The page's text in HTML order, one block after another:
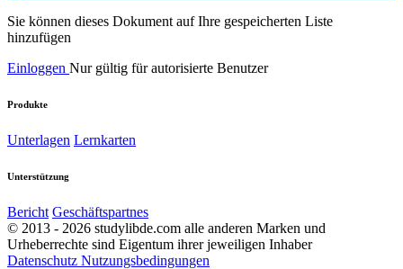
Sie können dieses Dokument auf Ihre gespeicherten Liste
hinzufügen
Einloggen Nur gültig für autorisierte Benutzer
Produkte
Unterlagen Lernkarten
Unterstützung
Bericht Geschäftspartnes
© 2013 - 2026 studylibde.com alle anderen Marken und
Urheberrechte sind Eigentum ihrer jeweiligen Inhaber
Datenschutz Nutzungsbedingungen